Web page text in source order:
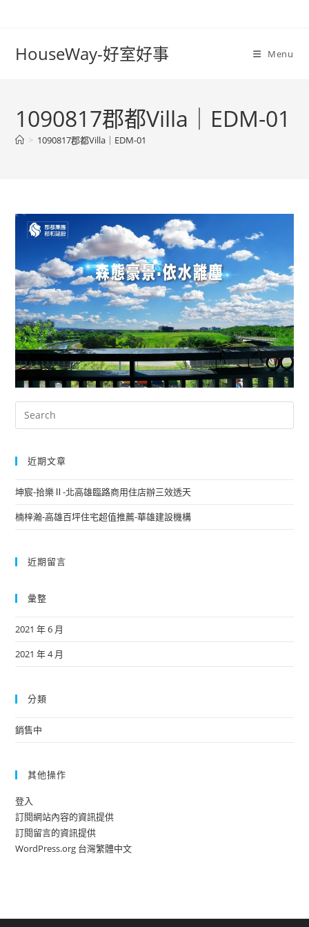
HouseWay-好室好事 Menu
1090817郡都Villa｜EDM-01
> 1090817郡都Villa｜EDM-01
近期文章
坤宸-拾樂Ⅱ-北高雄臨路商用住店辦三效透天
楠梓瀚-高雄百坪住宅超值推薦-華雄建設機構
近期留言
彙整
2021 年 6 月
2021 年 4 月
分類
銷售中
其他操作
登入
訂閱網站內容的資訊提供
訂閱留言的資訊提供
WordPress.org 台灣繁體中文